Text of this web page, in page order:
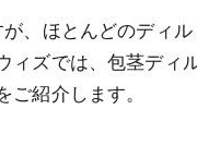
、ほとんどのディ
ィズでは、包茎ディ
ご紹介します。